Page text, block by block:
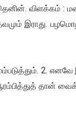
விளக்கம் :
இராது.
2. எனவே
தான்